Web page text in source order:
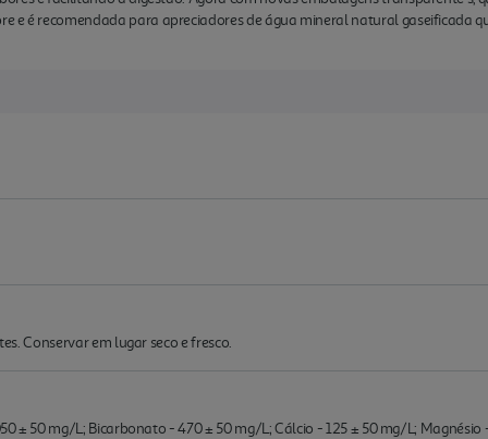
e é recomendada para apreciadores de água mineral natural gaseificada
Conservar em lugar seco e fresco.
± 50 mg/L; Bicarbonato - 470 ± 50 mg/L; Cálcio - 125 ± 50 mg/L; Magnésio